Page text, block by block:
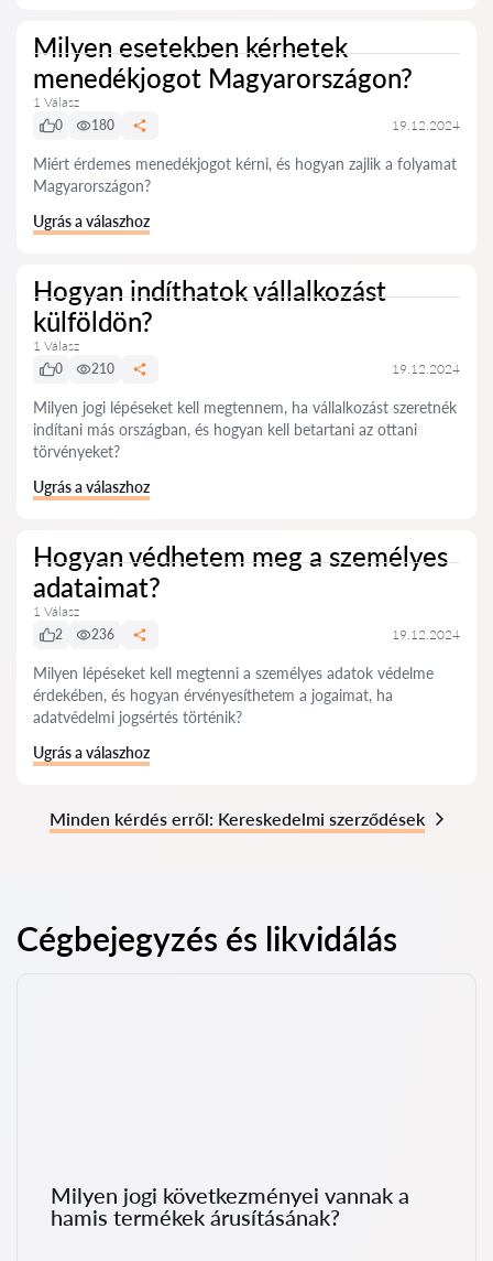
Milyen esetekben kérhetek
menedékjogot Magyarországon?
1 Válasz
0
180 19.12.2024
Miért érdemes menedékjogot kérni, és hogyan zajlik a folyamat
Magyarországon?
Ugrás a válaszhoz
Hogyan indíthatok vállalkozást
külföldön?
1 Válasz
0
210 19.12.2024
Milyen jogi lépéseket kell megtennem, ha vállalkozást szeretnék
indítani más országban, és hogyan kell betartani az ottani
törvényeket?
Ugrás a válaszhoz
Hogyan védhetem meg a személyes
adataimat?
1 Válasz
2
236 19.12.2024
Milyen lépéseket kell megtenni a személyes adatok védelme
érdekében, és hogyan érvényesíthetem a jogaimat, ha
adatvédelmi jogsértés történik?
Ugrás a válaszhoz
Minden kérdés erről: Kereskedelmi szerződések
Cégbejegyzés és likvidálás
Milyen jogi következményei vannak a
hamis termékek árusításának?